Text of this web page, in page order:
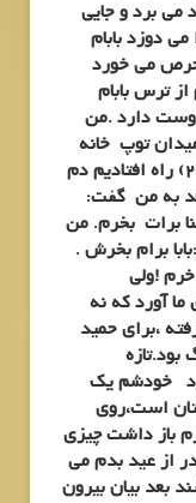
می برد و جایی
دوزد بابام
می خورد
ترس بابام
دارد .من
توپ خانه
پیاده شدیم و توی خیابان باب همایون(2) راه افتادیم دم
به من گفت:
برات بخرم. من
برام بخرش .
!ولی
آورد که نه
،برای حمید
خودشم یک
است،روی
باز داشت چیزی
از عید بدم می
بعد بیان بیرون